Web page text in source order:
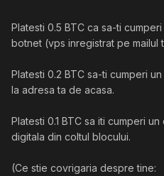
Platesti 0.5 BTC ca sa-ti
botnet (vps inregistrat pe mailul
Platesti 0.2 BTC sa-ti cumperi
la adresa ta de acasa.
Platesti 0.1 BTC sa iti cumperi
digitala din coltul blocului.
(Ce stie covrigaria despre tine: